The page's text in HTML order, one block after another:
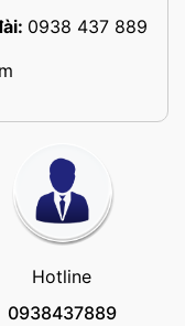
0938 437 889
Hotline
0938437889